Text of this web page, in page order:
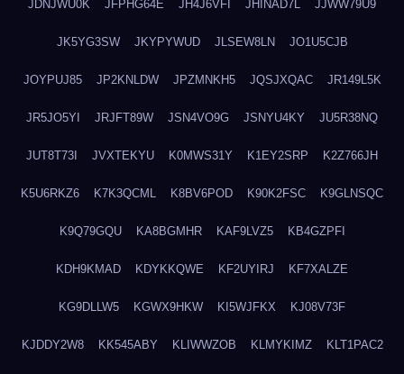
JDNJWU0K JFPHG64E JH4J6VFI JHINAD7L JJWW79U9
JK5YG3SW JKYPYWUD JLSEW8LN JO1U5CJB
JOYPUJ85 JP2KNLDW JPZMNKH5 JQSJXQAC JR149L5K
JR5JO5YI JRJFT89W JSN4VO9G JSNYU4KY JU5R38NQ
JUT8T73I JVXTEKYU K0MWS31Y K1EY2SRP K2Z766JH
K5U6RKZ6 K7K3QCML K8BV6POD K90K2FSC K9GLNSQC
K9Q79GQU KA8BGMHR KAF9LVZ5 KB4GZPFI
KDH9KMAD KDYKKQWE KF2UYIRJ KF7XALZE
KG9DLLW5 KGWX9HKW KI5WJFKX KJ08V73F
KJDDY2W8 KK545ABY KLIWWZOB KLMYKIMZ KLT1PAC2